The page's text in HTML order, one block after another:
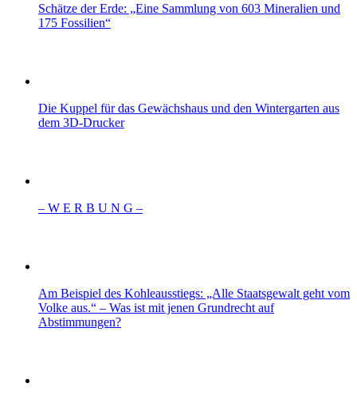
Schätze der Erde: „Eine Sammlung von 603 Mineralien und
175 Fossilien“
Die Kuppel für das Gewächshaus und den Wintergarten aus
dem 3D-Drucker
– W Ε R Β U Ν G –
Am Beispiel des Kohleausstiegs: „Alle Staatsgewalt geht vom
Volke aus.“ – Was ist mit jenen Grundrecht auf
Abstimmungen?